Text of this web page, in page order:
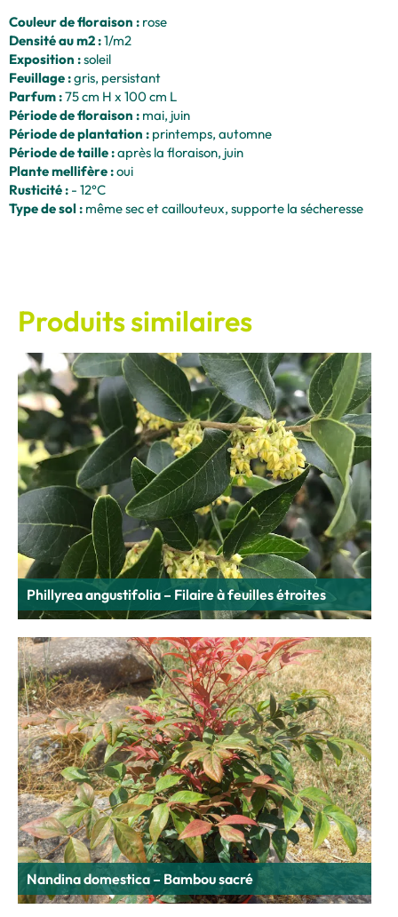
Couleur de floraison : rose
Densité au m2 :1/m2
Exposition :soleil
Feuillage :gris, persistant
Parfum :75 cm H x 100 cm L
Période de floraison : mai, juin
Période de plantation : printemps, automne
Période de taille :après la floraison, juin
Plante mellifère :oui
Rusticité : - 12°C
Type de sol : même sec et caillouteux, supporte la sécheresse
Produits similaires
Phillyrea angustifolia – Filaire à feuilles étroites
Nandina domestica – Bambou sacré